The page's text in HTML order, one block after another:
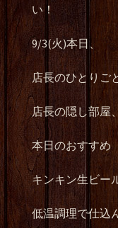
い！
9/3(火)本日、
店長のひとりご
店長の隠し部屋
本日のおすすめ
キンキン生ビー
低温調理で仕込